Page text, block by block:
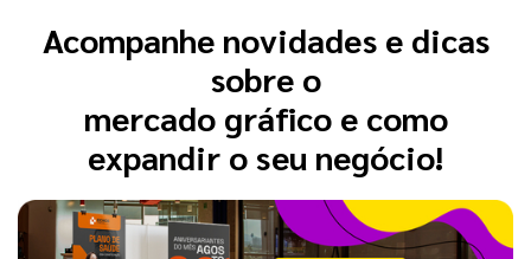
Acompanhe novidades e dicas
sobre o
mercado gráfico e como
expandir o seu negócio!